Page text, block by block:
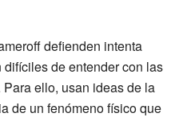
defienden intenta
de entender con las
ello, usan ideas de la
de un fenómeno físico que